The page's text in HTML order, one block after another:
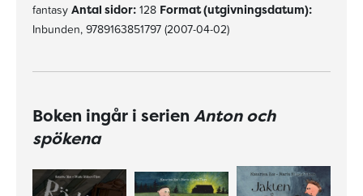
fantasy Antal sidor: 128 Format (utgivningsdatum):
Inbunden, 9789163851797 (2007-04-02)
Boken ingår i serien Anton och
spökena